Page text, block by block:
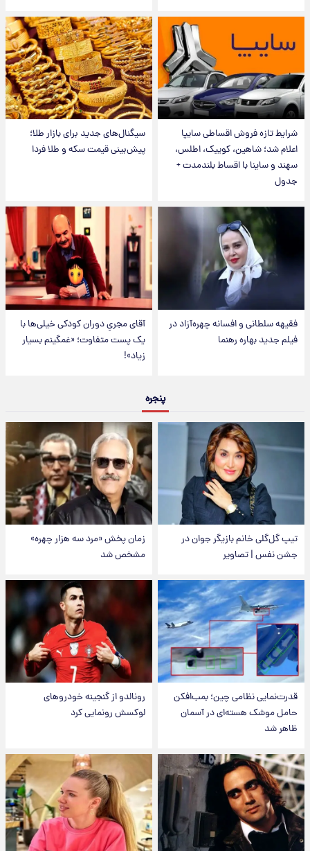
شرایط تازه فروش اقساطی سایپا
اعلام شد؛ شاهین، کوییک، اطلس،
سهند و ساینا با اقساط بلندمدت +
جدول
سیگنال‌های جدید برای بازار طلا؛
پیش‌بینی قیمت سکه و طلا فردا
فقیهه سلطانی و افسانه چهره‌آزاد در
فیلم جدید بهاره رهنما
آقای مجریِ دوران کودکی خیلی‌ها با
یک پست متفاوت؛ «غمگینم بسیار
زیاد»!
پنجره
تیپ گل‌گلی خانم بازیگر جوان در
جشن نفس | تصاویر
زمان پخش «مرد سه هزار چهره»
مشخص شد
قدرت‌نمایی نظامی چین؛ بمب‌افکن
حامل موشک هسته‌ای در آسمان
ظاهر شد
رونالدو از گنجینه خودروهای
لوکسش رونمایی کرد